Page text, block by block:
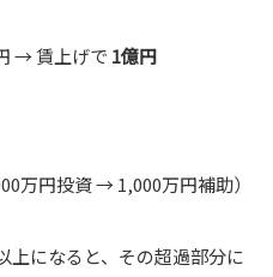
→ 賃上げで 1億円
万円投資 → 1,000万円補助）
上になると、その超過部分に